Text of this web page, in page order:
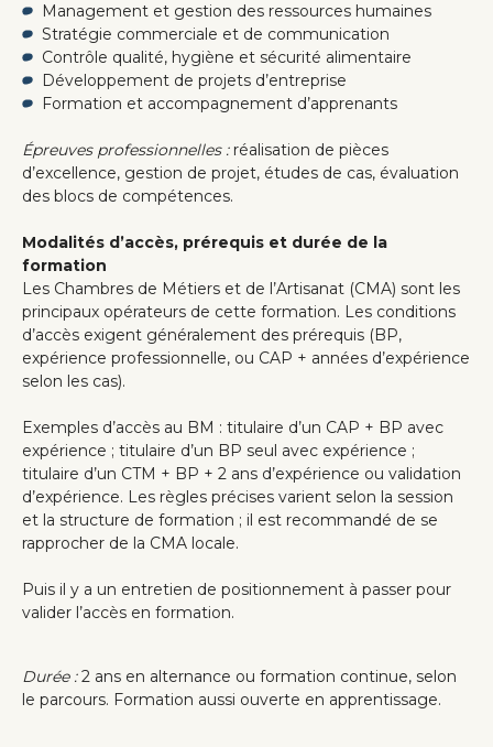
Management et gestion des ressources humaines
Stratégie commerciale et de communication
Contrôle qualité, hygiène et sécurité alimentaire
Développement de projets d’entreprise
Formation et accompagnement d’apprenants
Épreuves professionnelles : réalisation de pièces
d’excellence, gestion de projet, études de cas, évaluation
des blocs de compétences.
Modalités d’accès, prérequis et durée de la
formation
Les Chambres de Métiers et de l’Artisanat (CMA) sont les
principaux opérateurs de cette formation. Les conditions
d’accès exigent généralement des prérequis (BP,
expérience professionnelle, ou CAP + années d’expérience
selon les cas).
Exemples d’accès au BM : titulaire d’un CAP + BP avec
expérience ; titulaire d’un BP seul avec expérience ;
titulaire d’un CTM + BP + 2 ans d’expérience ou validation
d’expérience. Les règles précises varient selon la session
et la structure de formation ; il est recommandé de se
rapprocher de la CMA locale.
Puis il y a un entretien de positionnement à passer pour
valider l’accès en formation.
Durée :2 ans en alternance ou formation continue, selon
le parcours. Formation aussi ouverte en apprentissage.